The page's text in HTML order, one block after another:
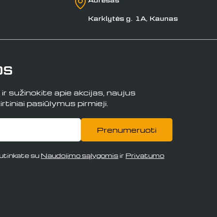
Karklytės g. 1A, Kaunas
sužinokite apie akcijas, naujus
pasiūlymus pirmieji.
Prenumeruoti
su Naudojimo sąlygomisir Privatumo